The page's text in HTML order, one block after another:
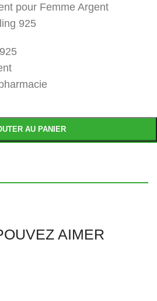
pour Femme Argent
925
AU PANIER
AIMER